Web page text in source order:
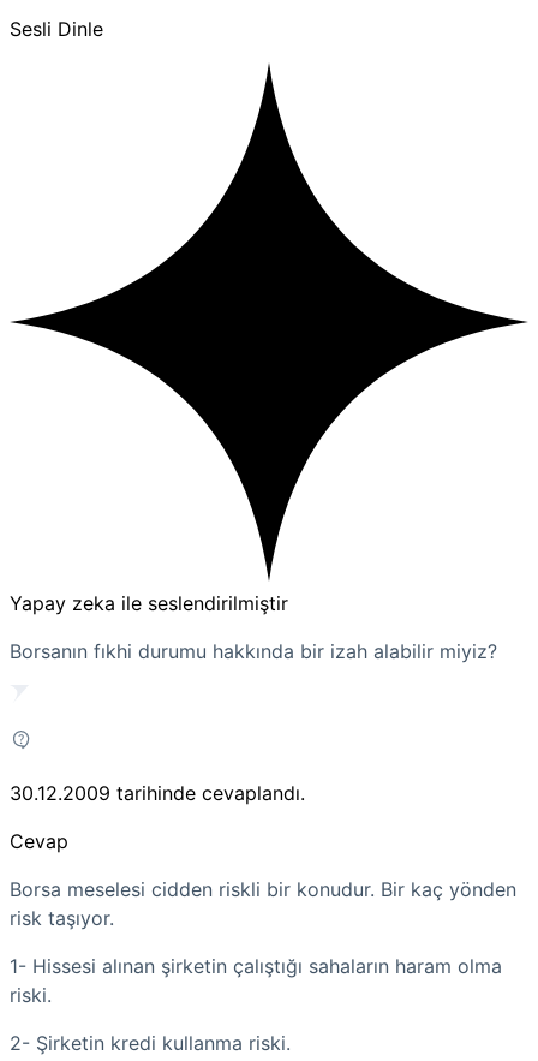
Sesli Dinle
Yapay zeka ile seslendirilmiştir
Borsanın fıkhi durumu hakkında bir izah alabilir miyiz?
30.12.2009 tarihinde cevaplandı.
Cevap
Borsa meselesi cidden riskli bir konudur. Bir kaç yönden
risk taşıyor.
1- Hissesi alınan şirketin çalıştığı sahaların haram olma
riski.
2- Şirketin kredi kullanma riski.